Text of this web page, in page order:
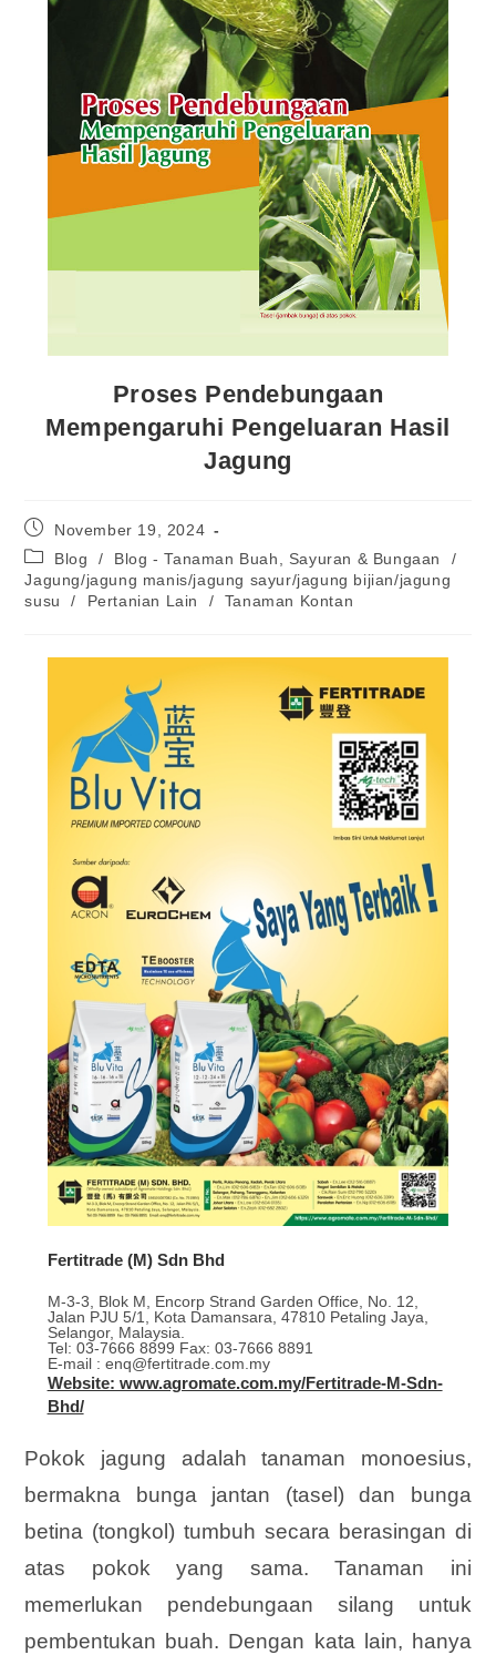
Proses Pendebungaan
Mempengaruhi Pengeluaran Hasil
Jagung
November 19, 2024
Blog
/ Blog - Tanaman Buah, Sayuran & Bungaan
/
Jagung/jagung manis/jagung sayur/jagung bijian/jagung
susu
/ Pertanian Lain / Tanaman Kontan
Fertitrade (M) Sdn Bhd
M-3-3, Blok M, Encorp Strand Garden Office, No. 12,
Jalan PJU 5/1, Kota Damansara, 47810 Petaling Jaya,
Selangor, Malaysia.
Tel: 03-7666 8899 Fax: 03-7666 8891
E-mail : enq@fertitrade.com.my
Website: www.agromate.com.my/Fertitrade-M-Sdn-
Bhd/
Pokok jagung adalah tanaman monoesius,
bermakna bunga jantan (tasel) dan bunga
betina (tongkol) tumbuh secara berasingan di
atas pokok yang sama. Tanaman ini
memerlukan pendebungaan silang untuk
pembentukan buah. Dengan kata lain, hanya